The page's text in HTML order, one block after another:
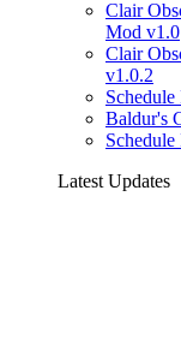
Clair
Mod v1.0
Clair
v1.0.2
Baldur's
Latest Updates